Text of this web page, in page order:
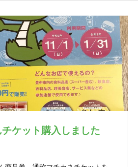
ケット購入しました